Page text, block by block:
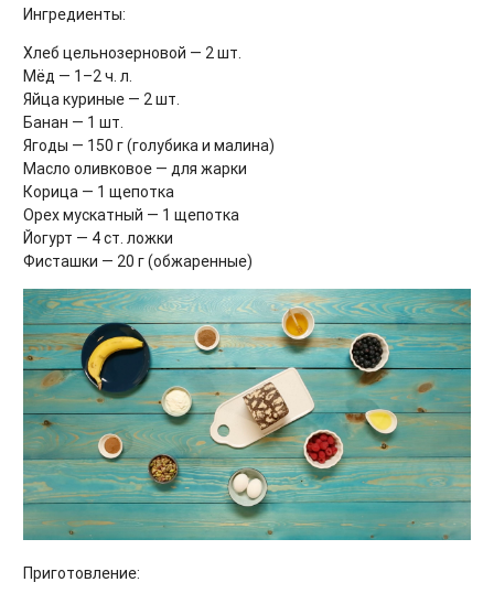
Ингредиенты:
Хлеб цельнозерновой — 2 шт.
Мёд — 1–2 ч. л.
Яйца куриные — 2 шт.
Банан — 1 шт.
Ягоды — 150 г (голубика и малина)
Масло оливковое — для жарки
Корица — 1 щепотка
Орех мускатный — 1 щепотка
Йогурт — 4 ст. ложки
Фисташки — 20 г (обжаренные)
Приготовление: